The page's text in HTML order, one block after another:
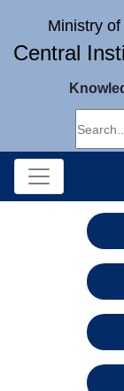
Ministry
Central